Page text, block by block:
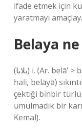
ifade etmek için
yaratmayı
Belaya
(ﺑﻼﻳﺎ) i. (Ar. belā’ > beliyye, “felaket, talihsizlik”in çoğul
hali, belāyā)
çektiği binbir türlü
umulmadık bir
Kemal).